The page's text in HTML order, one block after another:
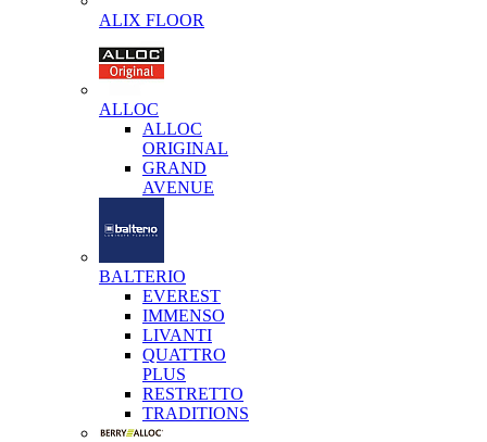
ALIX FLOOR
ALLOC
ALLOC
ORIGINAL
GRAND
AVENUE
BALTERIO
EVEREST
IMMENSO
LIVANTI
QUATTRO
PLUS
RESTRETTO
TRADITIONS